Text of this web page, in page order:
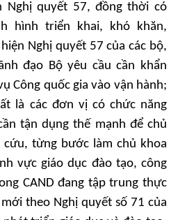
Nghị quyết 57, đồng thời có
hình triển khai, khó khăn,
Nghị quyết 57 của các bộ,
đạo Bộ yêu cầu cần khẩn
Công quốc gia vào vận hành;
là các đơn vị có chức năng
tận dụng thế mạnh để chủ
từng bước làm chủ khoa
vực giáo dục đào tạo, công
CAND đang tập trung thực
theo Nghị quyết số 71 của